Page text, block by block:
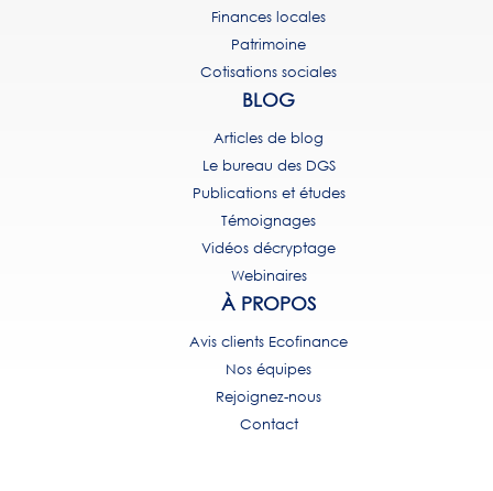
Finances locales
Patrimoine
Cotisations sociales
BLOG
Articles de blog
Le bureau des DGS
Publications et études
Témoignages
Vidéos décryptage
Webinaires
À PROPOS
Avis clients Ecofinance
Nos équipes
Rejoignez-nous
Contact